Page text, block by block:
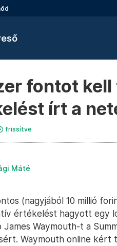
fontot
írt a
frissítve
Máté
(nagyjából 10 millió
értékelést hagyott egy
James Waymouth-t a
Waymouth online